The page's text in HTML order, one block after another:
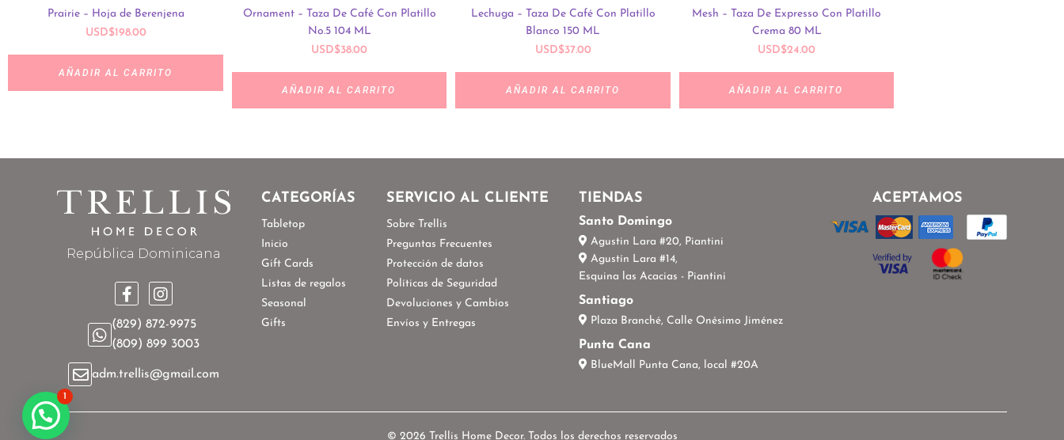
Prairie – Hoja de Berenjena
USD$198.00
AÑADIR AL CARRITO
Ornament – Taza De Café Con Platillo
No.5 104 ML
USD$38.00
AÑADIR AL CARRITO
Lechuga – Taza De Café Con Platillo
Blanco 150 ML
USD$37.00
AÑADIR AL CARRITO
Mesh – Taza De Expresso Con Platillo
Crema 80 ML
USD$24.00
AÑADIR AL CARRITO
República Dominicana
(829) 872-9975
(809) 899 3003
adm.trellis@gmail.com
CATEGORÍAS
Tabletop
Inicio
Gift Cards
Listas de regalos
Seasonal
Gifts
SERVICIO AL CLIENTE
Sobre Trellis
Preguntas Frecuentes
Protección de datos
Políticas de Seguridad
Devoluciones y Cambios
Envíos y Entregas
TIENDAS
Santo Domingo
Agustin Lara #20, Piantini
Agustín Lara #14,
Esquina las Acacias - Piantini
Santiago
Plaza Branché, Calle Onésimo Jiménez
Punta Cana
BlueMall Punta Cana, local #20A
ACEPTAMOS
© 2026 Trellis Home Decor. Todos los derechos reservados
1